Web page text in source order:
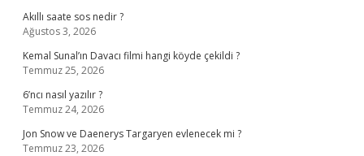
Akıllı saate sos nedir ?
Ağustos 3, 2026
Kemal Sunal’ın Davacı filmi hangi köyde çekildi ?
Temmuz 25, 2026
6’ncı nasıl yazılır ?
Temmuz 24, 2026
Jon Snow ve Daenerys Targaryen evlenecek mi ?
Temmuz 23, 2026